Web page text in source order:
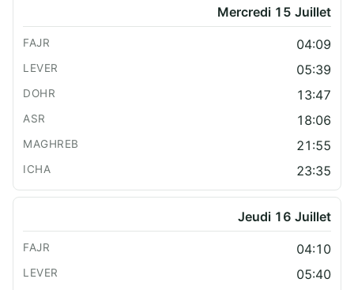
Mercredi 15 Juillet
04:09
05:39
13:47
18:06
21:55
23:35
Jeudi 16 Juillet
04:10
05:40